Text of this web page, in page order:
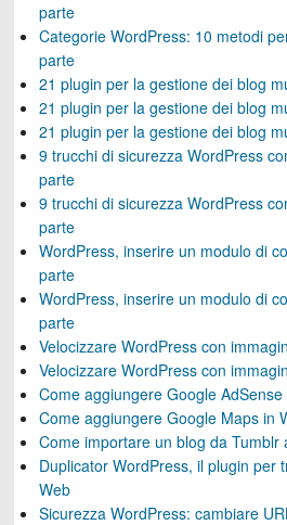
parte
Categorie WordPress: 10 metodi
parte
21 plugin per la gestione dei blog
21 plugin per la gestione dei blog
21 plugin per la gestione dei blog
9 trucchi di sicurezza WordPress
parte
9 trucchi di sicurezza WordPress
parte
WordPress, inserire un modulo di
parte
WordPress, inserire un modulo di
parte
Velocizzare WordPress con
Velocizzare WordPress con
Come aggiungere Google
Come aggiungere Google Maps in
Come importare un blog da Tumblr
Duplicator WordPress, il plugin per
Web
Sicurezza WordPress: cambiare